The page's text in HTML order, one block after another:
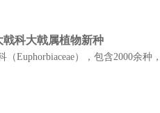
科大戟属植物新种
（Euphorbiaceae），包含2000余种